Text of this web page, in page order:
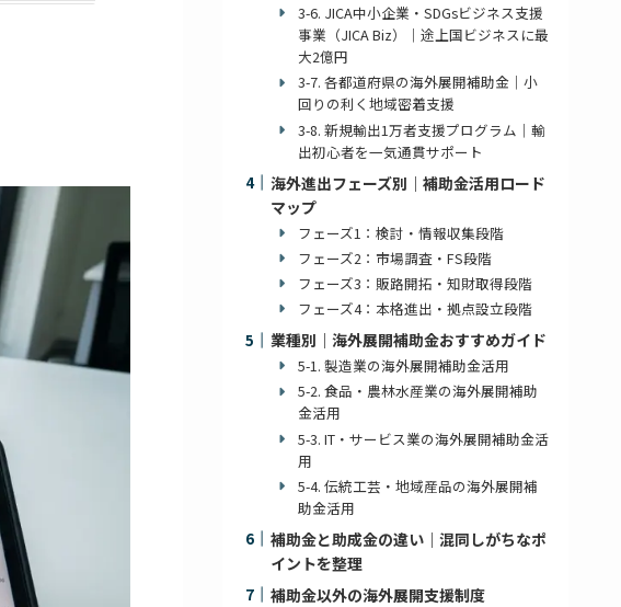
3-6. JICA中小企業・SDGsビジネス支援
事業（JICA Biz）｜途上国ビジネスに最
大2億円
3-7. 各都道府県の海外展開補助金｜小
回りの利く地域密着支援
3-8. 新規輸出1万者支援プログラム｜輸
出初心者を一気通貫サポート
海外進出フェーズ別｜補助金活用ロード
マップ
フェーズ1：検討・情報収集段階
フェーズ2：市場調査・FS段階
フェーズ3：販路開拓・知財取得段階
フェーズ4：本格進出・拠点設立段階
業種別｜海外展開補助金おすすめガイド
5-1. 製造業の海外展開補助金活用
5-2. 食品・農林水産業の海外展開補助
金活用
5-3. IT・サービス業の海外展開補助金活
用
5-4. 伝統工芸・地域産品の海外展開補
助金活用
補助金と助成金の違い｜混同しがちなポ
イントを整理
補助金以外の海外展開支援制度